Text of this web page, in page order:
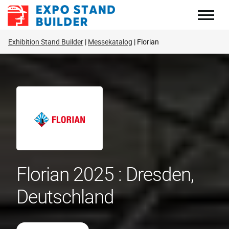
Zum
Inhalt
Exhibition Stand Builder Messekatalog Florian
Florian 2025 : Dresden,
Deutschland